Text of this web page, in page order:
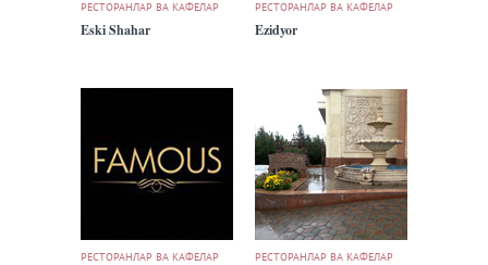
РЕСТОРАНЛАР ВА КАФЕЛАР
Eski Shahar
РЕСТОРАНЛАР ВА КАФЕЛАР
Ezidyor
РЕСТОРАНЛАР ВА КАФЕЛАР РЕСТОРАНЛАР ВА КАФЕЛАР